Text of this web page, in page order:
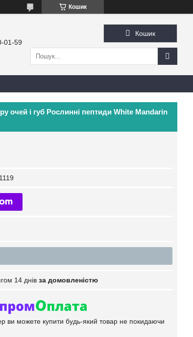
Кошик
01-59
Кошик
очей і губ Рослинні пептиди White Mandarin
14 днів за домовленістю
ви можете купити будь-який товар не покидаючи